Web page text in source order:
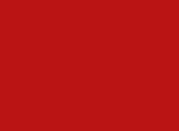
creatine; natuurlijke
binden en vasthouden